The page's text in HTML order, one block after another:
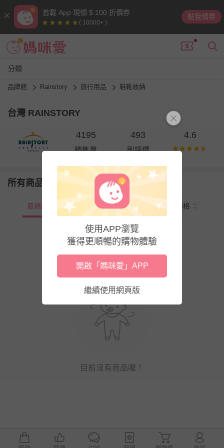
首載 App 現領 $ 100 折價券
( 10000+ )
點我領券
分類
品牌館 Rainstory 旅行用品 鞋靴收納
台灣 RAINSTORY
4195
銷售量
493
則評價
4.6
所有商品
最熱銷 新上市 價格
目前沒有商品喔！
使用APP瀏覽
獲得更順暢的購物體驗
開啟「媽咪愛」APP
繼續使用網頁版